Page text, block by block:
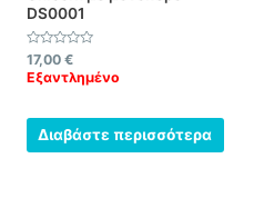
DS0001
Βαθμολογήθηκε
με
0
17,00 €
Εξαντλημένο
Διαβάστε περισσότερα